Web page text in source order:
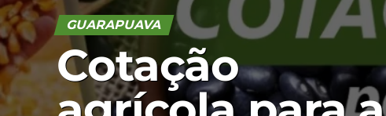
GUARAPUAVA
Cotação